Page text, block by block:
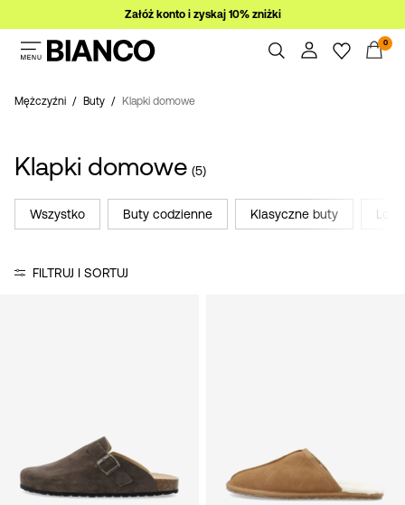
Załóż konto i zyskaj 10% zniżki
Wsparcie
Wyloguj
0
Kobiety
Mężczyźni
Wyprzedaż
Zaloguj
Masz
Mężczyźni Buty Klapki domowe
Klapki domowe (5)
Wszystko Buty codzienne Klasyczne buty
FILTRUJ I SORTUJ